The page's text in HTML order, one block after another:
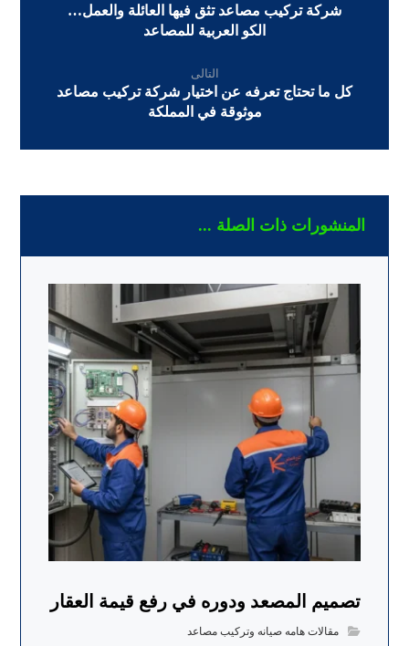
شركة تركيب مصاعد تثق فيها العائلة والعمل…
الكو العربية للمصاعد
التالى
كل ما تحتاج تعرفه عن اختيار شركة تركيب مصاعد
موثوقة في المملكة
المنشورات ذات الصلة ...
تصميم المصعد ودوره في رفع قيمة العقار
مقالات هامه صيانه وتركيب مصاعد